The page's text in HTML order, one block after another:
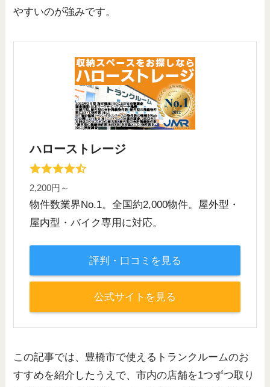
やすいのが強みです。
ハローストレージ
2,200円～
物件数業界No.1。全国約2,000物件。屋外型・
屋内型・バイク専用に対応。
評判・口コミを見る
公式サイトを見る
この記事では、豊橋市で使えるトランクルームのお
すすめを紹介したうえで、市内の店舗を1つずつ取り